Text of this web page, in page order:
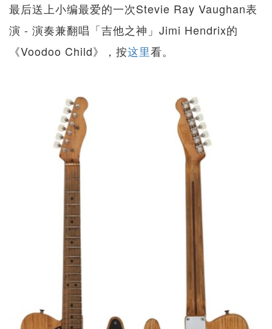
最后送上小编最爱的一次Stevie Ray Vaughan表
演 - 演奏兼翻唱「吉他之神」Jimi Hendrix的
《Voodoo Child》，按这里看。